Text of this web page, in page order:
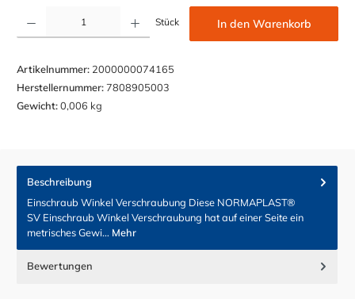
Produkt Anzahl: Gib den gewünschten Wert ein oder benutze die Schaltflächen um die Anzahl
Stück In den Warenkorb
Artikelnummer: 2000000074165
Herstellernummer:7808905003
Gewicht:0,006 kg
Beschreibung
Einschraub Winkel Verschraubung Diese NORMAPLAST®
SV Einschraub Winkel Verschraubung hat auf einer Seite ein
metrisches Gewi… Mehr
Bewertungen